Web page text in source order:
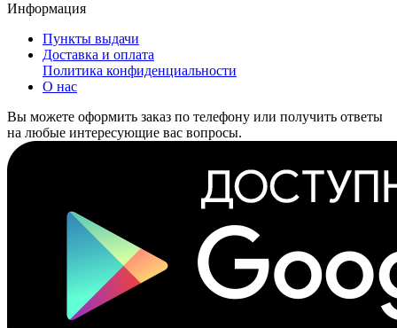
Информация
Пункты выдачи
Доставка и оплата
Политика конфиденциальности
О нас
Вы можете оформить заказ по телефону или получить ответы
на любые интересующие вас вопросы.